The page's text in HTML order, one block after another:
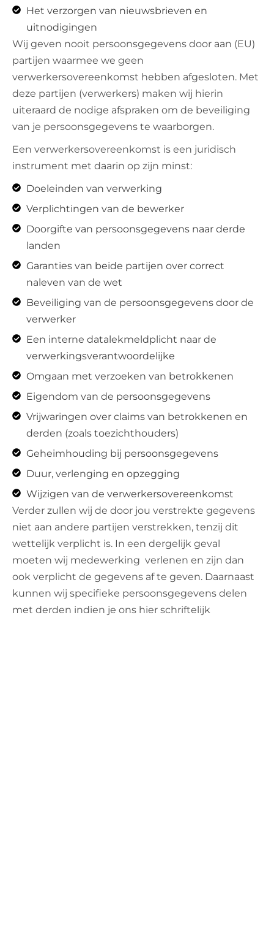
Het verzorgen van nieuwsbrieven en
uitnodigingen
Wij geven nooit persoonsgegevens door aan (EU)
partijen waarmee we geen
verwerkersovereenkomst hebben afgesloten. Met
deze partijen (verwerkers) maken wij hierin
uiteraard de nodige afspraken om de beveiliging
van je persoonsgegevens te waarborgen.
Een verwerkersovereenkomst is een juridisch
instrument met daarin op zijn minst:
Doeleinden van verwerking
Verplichtingen van de bewerker
Doorgifte van persoonsgegevens naar derde
landen
Garanties van beide partijen over correct
naleven van de wet
Beveiliging van de persoonsgegevens door de
verwerker
Een interne datalekmeldplicht naar de
verwerkingsverantwoordelijke
Omgaan met verzoeken van betrokkenen
Eigendom van de persoonsgegevens
Vrijwaringen over claims van betrokkenen en
derden (zoals toezichthouders)
Geheimhouding bij persoonsgegevens
Duur, verlenging en opzegging
Wijzigen van de verwerkersovereenkomst
Verder zullen wij de door jou verstrekte gegevens
niet aan andere partijen verstrekken, tenzij dit
wettelijk verplicht is. In een dergelijk geval
moeten wij medewerking verlenen en zijn dan
ook verplicht de gegevens af te geven. Daarnaast
kunnen wij specifieke persoonsgegevens delen
met derden indien je ons hier schriftelijk